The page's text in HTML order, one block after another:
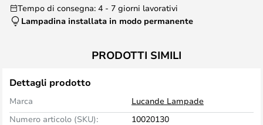
Tempo di consegna: 4 - 7 giorni lavorativi
Lampadina installata in modo permanente
PRODOTTI SIMILI
Dettagli prodotto
Marca
Lucande Lampade
Numero articolo (SKU):
10020130